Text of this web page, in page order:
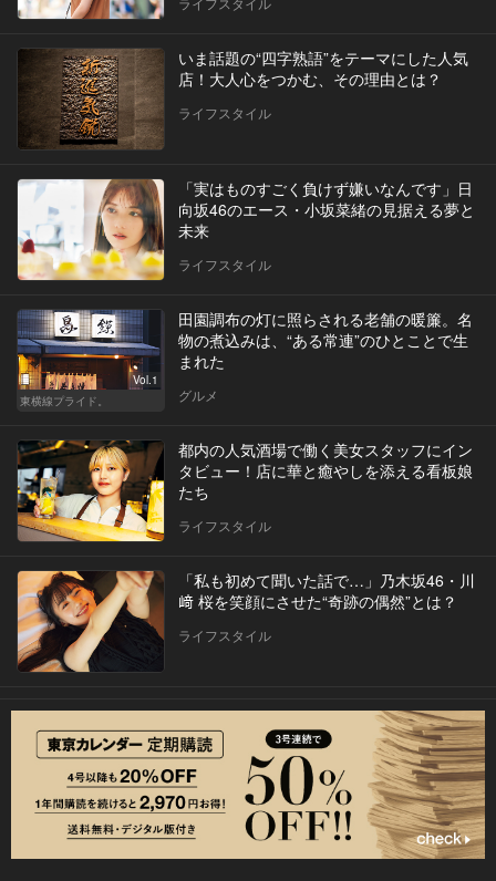
いま話題の“四字熟語”をテーマにした人気
店！大人心をつかむ、その理由とは？
ライフスタイル
「実はものすごく負けず嫌いなんです」日
向坂46のエース・小坂菜緒の見据える夢と
未来
ライフスタイル
Vol.1
東横線プライド。
田園調布の灯に照らされる老舗の暖簾。名
物の煮込みは、“ある常連”のひとことで生
まれた
グルメ
都内の人気酒場で働く美女スタッフにイン
タビュー！店に華と癒やしを添える看板娘
たち
ライフスタイル
「私も初めて聞いた話で…」乃木坂46・川
﨑 桜を笑顔にさせた“奇跡の偶然”とは？
ライフスタイル